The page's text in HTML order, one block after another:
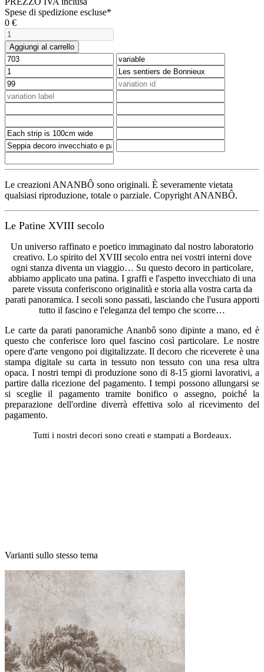
Spese di spedizione escluse*
0 €
Aggiungi al carrello
Le creazioni ANANBÔ sono originali. È severamente vietata
qualsiasi riproduzione, totale o parziale. Copyright ANANBÔ.
Le Patine XVIII secolo
Un universo raffinato e poetico immaginato dal nostro laboratorio
creativo. Lo spirito del XVIII secolo entra nei vostri interni dove
ogni stanza diventa un viaggio… Su questo decoro in particolare,
abbiamo applicato una patina. I graffi e l'aspetto invecchiato di una
parete vissuta conferiscono originalità e storia alla vostra carta da
parati panoramica. I secoli sono passati, lasciando che l'usura apporti
tutto il fascino e l'eleganza del tempo che scorre…
Le carte da parati panoramiche Ananbô sono dipinte a mano, ed è
questo che conferisce loro quel fascino così particolare. Le nostre
opere d'arte vengono poi digitalizzate. Il decoro che riceverete è una
stampa digitale su carta in tessuto non tessuto con una resa ultra
opaca. I nostri tempi di produzione sono di 8-15 giorni lavorativi, a
partire dalla ricezione del pagamento. I tempi possono allungarsi se
si sceglie il pagamento tramite bonifico o assegno, poiché la
preparazione dell'ordine diverrà effettiva solo al ricevimento del
pagamento.
Tutti i nostri decori sono creati e stampati a Bordeaux.
Varianti sullo stesso tema